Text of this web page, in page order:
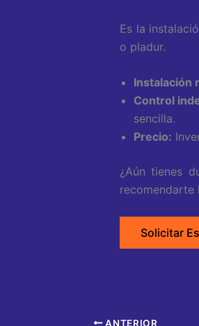
Es la
o pladur.
Instalación
Control
sencilla.
Precio:
¿Aún tienes
recomendarte
Solicitar
ANTERIOR